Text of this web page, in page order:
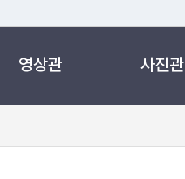
영상관 사진관